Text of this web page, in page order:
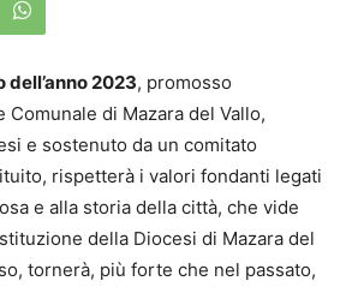
dell’anno 2023, promosso
Comunale di Mazara del Vallo,
e sostenuto da un comitato
rispetterà i valori fondanti legati
e alla storia della città, che vide
della Diocesi di Mazara del
tornerà, più forte che nel passato,